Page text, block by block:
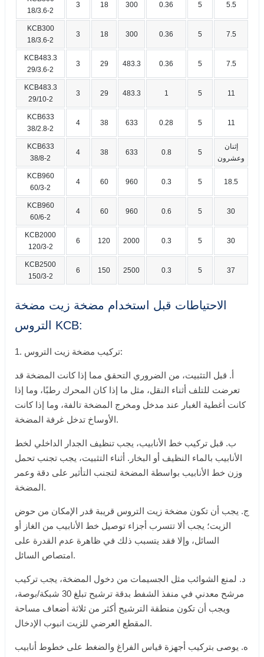
18/3.6-2
3 18 300 0.36 5 5.5
KCB300
18/3.6-2
3 18 300 0.36 5 7.5
KCB483.3
29/3.6-2
3 29 483.3 0.36 5 7.5
KCB483.3
29/10-2
3 29 483.3 1 5 11
KCB633
38/2.8-2
4 38 633 0.28 5 11
KCB633
38/8-2
4 38 633 0.8 5
إثنان
وعشرون
KCB960
60/3-2
4 60 960 0.3 5 18.5
KCB960
60/6-2
4 60 960 0.6 5 30
KCB2000
120/3-2
6 120 2000 0.3 5 30
KCB2500
150/3-2
6 150 2500 0.3 5 37
الاحتياطات قبل استخدام مضخة زيت مضخة
التروس KCB:
1. تركيب مضخة زيت التروس:
أ. قبل التثبيت، من الضروري التحقق مما إذا كانت المضخة قد
تعرضت للتلف أثناء النقل، مثل ما إذا كان المحرك رطبًا، وما إذا
كانت أغطية الغبار عند مدخل ومخرج المضخة تالفة، وما إذا كانت
الأوساخ تدخل غرفة المضخة.
ب. قبل تركيب خط الأنابيب، يجب تنظيف الجدار الداخلي لخط
الأنابيب بالماء النظيف أو البخار. أثناء التثبيت، يجب تجنب تحمل
وزن خط الأنابيب بواسطة المضخة لتجنب التأثير على دقة وعمر
المضخة.
ج. يجب أن تكون مضخة زيت التروس قريبة قدر الإمكان من حوض
الزيت؛ يجب ألا تتسرب أجزاء توصيل خط الأنابيب من الغاز أو
السائل، وإلا فقد يتسبب ذلك في ظاهرة عدم القدرة على
امتصاص السائل.
د. لمنع الشوائب مثل الجسيمات من دخول المضخة، يجب تركيب
مرشح معدني في منفذ الشفط بدقة ترشيح تبلغ 30 شبكة/بوصة،
ويجب أن تكون منطقة الترشيح أكثر من ثلاثة أضعاف مساحة
المقطع العرضي للزيت انبوب الإدخال.
ه. يوصى بتركيب أجهزة قياس الفراغ والضغط على خطوط أنابيب